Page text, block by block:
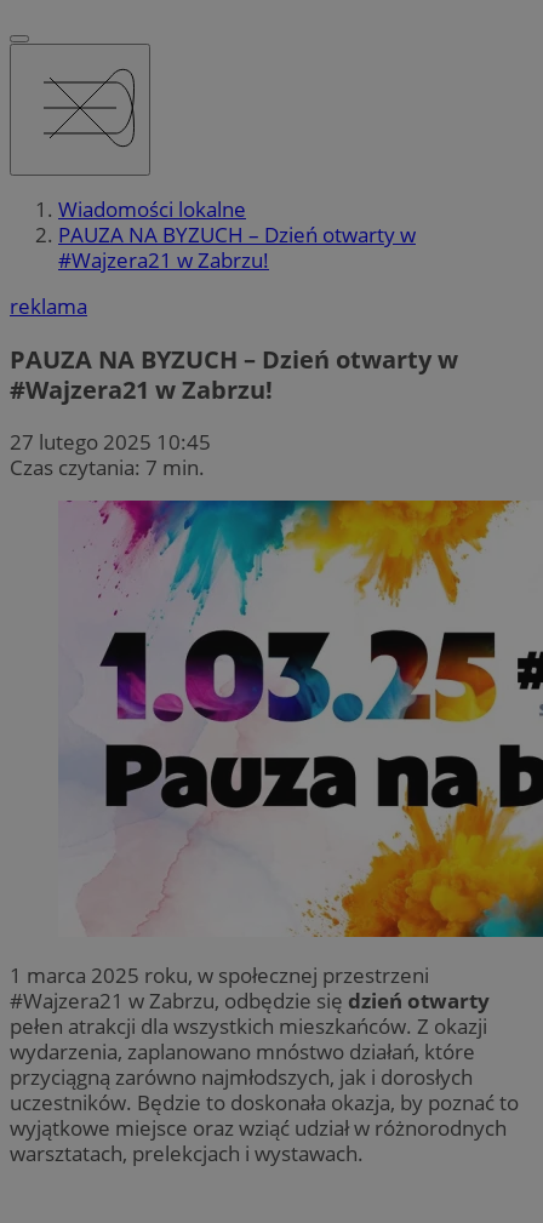
Wiadomości lokalne
PAUZA NA BYZUCH – Dzień otwarty w
#Wajzera21 w Zabrzu!
reklama
PAUZA NA BYZUCH – Dzień otwarty w
#Wajzera21 w Zabrzu!
27 lutego 2025 10:45
Czas czytania: 7 min.
1 marca 2025 roku, w społecznej przestrzeni
#Wajzera21 w Zabrzu, odbędzie się dzień otwarty
pełen atrakcji dla wszystkich mieszkańców. Z okazji
wydarzenia, zaplanowano mnóstwo działań, które
przyciągną zarówno najmłodszych, jak i dorosłych
uczestników. Będzie to doskonała okazja, by poznać to
wyjątkowe miejsce oraz wziąć udział w różnorodnych
warsztatach, prelekcjach i wystawach.